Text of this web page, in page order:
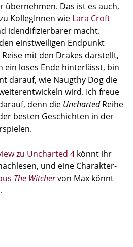
übernehmen. Das ist es auch,
KollegInnen wie Lara Croft
idendifizierbarer macht.
einstweiligen Endpunkt
mit den Drakes darstellt,
ein loses Ende hinterlässt, bin
darauf, wie Naugthy Dog die
wird. Ich freue
denn die UnchartedReihe
besten Geschichten in der
zu Uncharted 4 könnt ihr
und eine Charakter-
The Witchervon Max könnt